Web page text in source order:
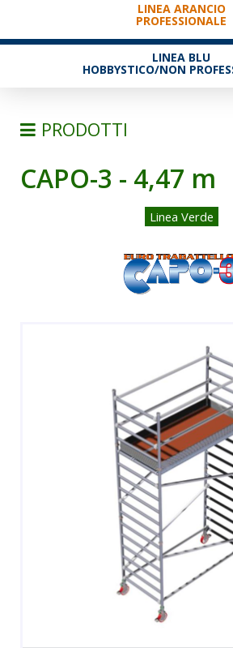
LINEA ARANCIO
PROFESSIONALE
LINEA BLU
HOBBYSTICO/NON
PRODOTTI
SCALE
TRABATTELLI ALLUMINIO
SGABELLI E CAVALLETTI
ACCESSORI, RICAMBI E
CAPO-3 - 4,47 m
Linea Verde